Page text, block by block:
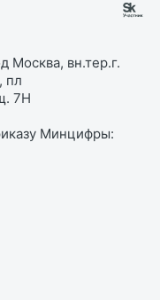
Москва, вн.тер.г.
пл
7Н
Минцифры: